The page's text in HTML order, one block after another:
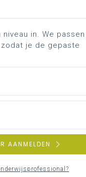
toe
de
voor
en niet-
LPD 8
tussen
in. We
je de gepaste
AANMELDEN